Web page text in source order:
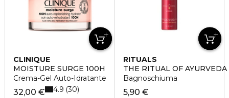
CLINIQUE
MOISTURE SURGE 100H
Crema-Gel Auto-Idratante
32,00 € 4.9 30
RITUALS
THE RITUAL OF AYURVEDA
Bagnoschiuma
5,90 €